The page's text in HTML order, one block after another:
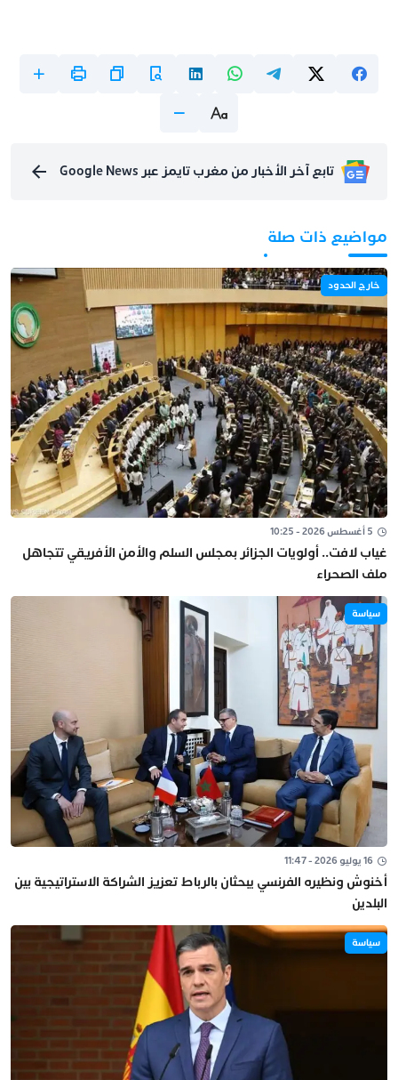
تابع آخر الأخبار من مغرب تايمز عبر Google News
مواضيع ذات صلة
خارج الحدود
5 أغسطس 2026 - 10:25
غياب لافت.. أولويات الجزائر بمجلس السلم والأمن الأفريقي تتجاهل
ملف الصحراء
سياسة
16 يوليو 2026 - 11:47
أخنوش ونظيره الفرنسي يبحثان بالرباط تعزيز الشراكة الاستراتيجية بين
البلدين
سياسة